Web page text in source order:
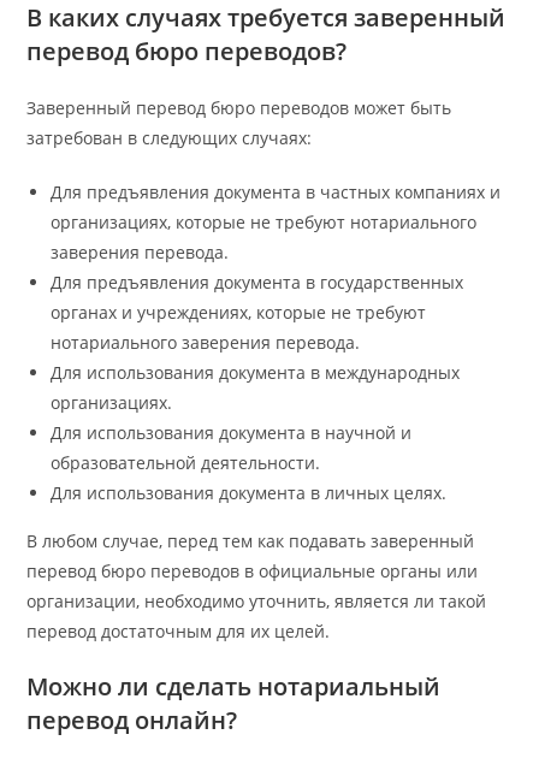
В каких случаях требуется заверенный
перевод бюро переводов?
Заверенный перевод бюро переводов может быть
затребован в следующих случаях:
Для предъявления документа в частных компаниях и
организациях, которые не требуют нотариального
заверения перевода.
Для предъявления документа в государственных
органах и учреждениях, которые не требуют
нотариального заверения перевода.
Для использования документа в международных
организациях.
Для использования документа в научной и
образовательной деятельности.
Для использования документа в личных целях.
В любом случае, перед тем как подавать заверенный
перевод бюро переводов в официальные органы или
организации, необходимо уточнить, является ли такой
перевод достаточным для их целей.
Можно ли сделать нотариальный
перевод онлайн?